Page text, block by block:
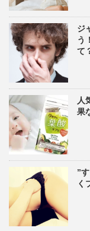
ジ
う
て
人
果
”
く